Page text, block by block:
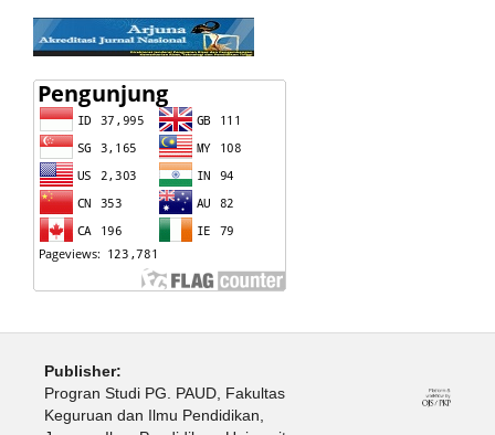
Publisher:
Progran Studi PG. PAUD, Fakultas
Keguruan dan Ilmu Pendidikan,